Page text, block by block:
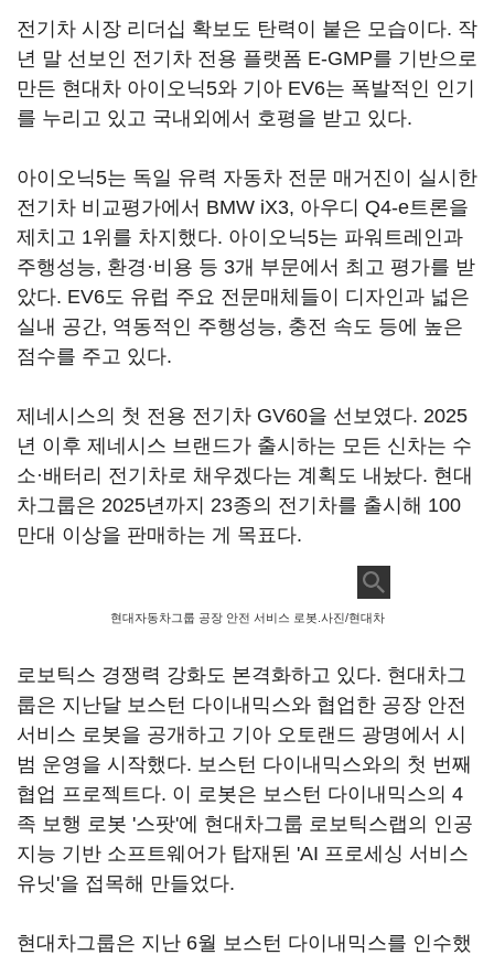
전기차 시장 리더십 확보도 탄력이 붙은 모습이다. 작
년 말 선보인 전기차 전용 플랫폼 E-GMP를 기반으로
만든 현대차 아이오닉5와 기아 EV6는 폭발적인 인기
를 누리고 있고 국내외에서 호평을 받고 있다.
아이오닉5는 독일 유력 자동차 전문 매거진이 실시한
전기차 비교평가에서 BMW iX3, 아우디 Q4-e트론을
제치고 1위를 차지했다. 아이오닉5는 파워트레인과
주행성능, 환경·비용 등 3개 부문에서 최고 평가를 받
았다. EV6도 유럽 주요 전문매체들이 디자인과 넓은
실내 공간, 역동적인 주행성능, 충전 속도 등에 높은
점수를 주고 있다.
제네시스의 첫 전용 전기차 GV60을 선보였다. 2025
년 이후 제네시스 브랜드가 출시하는 모든 신차는 수
소·배터리 전기차로 채우겠다는 계획도 내놨다. 현대
차그룹은 2025년까지 23종의 전기차를 출시해 100
만대 이상을 판매하는 게 목표다.
현대자동차그룹 공장 안전 서비스 로봇.사진/현대차
로보틱스 경쟁력 강화도 본격화하고 있다. 현대차그
룹은 지난달 보스턴 다이내믹스와 협업한 공장 안전
서비스 로봇을 공개하고 기아 오토랜드 광명에서 시
범 운영을 시작했다. 보스턴 다이내믹스와의 첫 번째
협업 프로젝트다. 이 로봇은 보스턴 다이내믹스의 4
족 보행 로봇 '스팟'에 현대차그룹 로보틱스랩의 인공
지능 기반 소프트웨어가 탑재된 'AI 프로세싱 서비스
유닛'을 접목해 만들었다.
현대차그룹은 지난 6월 보스턴 다이내믹스를 인수했